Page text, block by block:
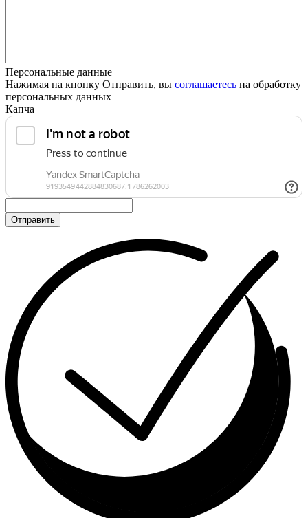
Персональные данные
Нажимая на кнопку Отправить, вы соглашаетесь на обработку
персональных данных
Капча
Отправить